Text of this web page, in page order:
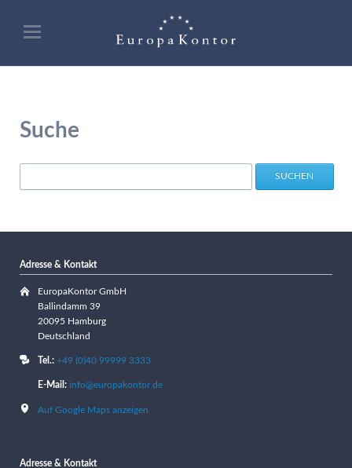
Suche
SUCHEN
Adresse & Kontakt
EuropaKontor GmbH
Ballindamm 39
20095 Hamburg
Deutschland
Tel.: +49 (0)40 99999 3333
E-Mail: info@europakontor.de
Auf Google Maps anzeigen
Adresse & Kontakt